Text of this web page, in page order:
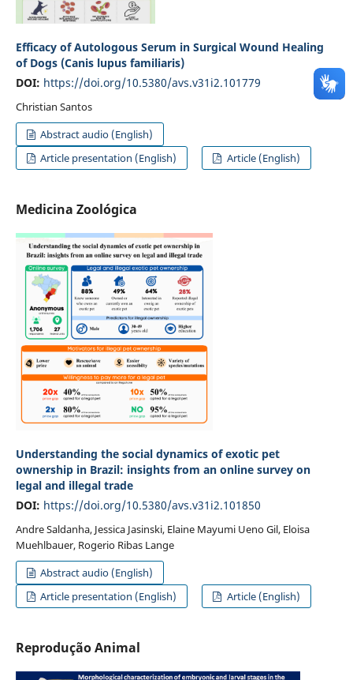
Efficacy of Autologous Serum in Surgical Wound Healing
of Dogs (Canis lupus familiaris)
DOI: https://doi.org/10.5380/avs.v31i2.101779
Christian Santos
Abstract audio (English)
Article presentation (English)
Article (English)
Medicina Zoológica
Understanding the social dynamics of exotic pet
ownership in Brazil: insights from an online survey on
legal and illegal trade
DOI: https://doi.org/10.5380/avs.v31i2.101850
Andre Saldanha, Jessica Jasinski, Elaine Mayumi Ueno Gil, Eloisa
Muehlbauer, Rogerio Ribas Lange
Abstract audio (English)
Article presentation (English)
Article (English)
Reprodução Animal